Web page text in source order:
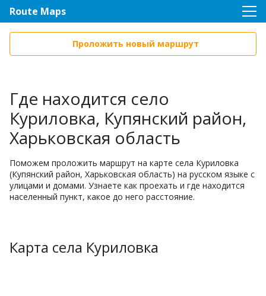
Route Maps
Проложить новый маршрут
Где находится село
Куриловка, Купянский район,
Харьковская область
Поможем проложить маршрут на карте села Куриловка
(Купянский район, Харьковская область) на русском языке с
улицами и домами. Узнаете как проехать и где находится
населенный пункт, какое до него расстояние.
Карта села Куриловка